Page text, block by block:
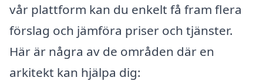
vår plattform kan du enkelt få fram flera
förslag och jämföra priser och tjänster.
Här är några av de områden där en
arkitekt kan hjälpa dig: